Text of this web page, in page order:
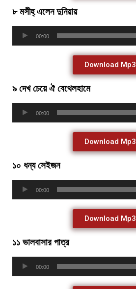
৮ মসীহ্ এলেন দুনিয়ায়
00:00
Download Mp3
৯ দেখ চেয়ে ঐ বেথেলহামে
00:00
Download Mp3
১০ ধন্য সেইজন
00:00
Download Mp3
১১ ভালবাসার পাত্র
00:00